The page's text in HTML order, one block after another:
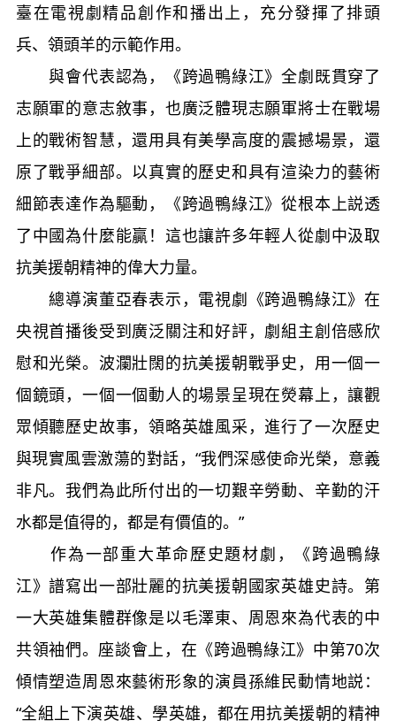
臺在電視劇精品創作和播出上，充分發揮了排頭
兵、領頭羊的示範作用。
與會代表認為，《跨過鴨綠江》全劇既貫穿了
志願軍的意志敘事，也廣泛體現志願軍將士在戰場
上的戰術智慧，還用具有美學高度的震撼場景，還
原了戰爭細部。以真實的歷史和具有渲染力的藝術
細節表達作為驅動，《跨過鴨綠江》從根本上説透
了中國為什麼能贏！這也讓許多年輕人從劇中汲取
抗美援朝精神的偉大力量。
總導演董亞春表示，電視劇《跨過鴨綠江》在
央視首播後受到廣泛關注和好評，劇組主創倍感欣
慰和光榮。波瀾壯闊的抗美援朝戰爭史，用一個一
個鏡頭，一個一個動人的場景呈現在熒幕上，讓觀
眾傾聽歷史故事，領略英雄風采，進行了一次歷史
與現實風雲激蕩的對話，“我們深感使命光榮，意義
非凡。我們為此所付出的一切艱辛勞動、辛勤的汗
水都是值得的，都是有價值的。”
作為一部重大革命歷史題材劇，《跨過鴨綠
江》譜寫出一部壯麗的抗美援朝國家英雄史詩。第
一大英雄集體群像是以毛澤東、周恩來為代表的中
共領袖們。座談會上，在《跨過鴨綠江》中第70次
傾情塑造周恩來藝術形象的演員孫維民動情地説：
“全組上下演英雄、學英雄，都在用抗美援朝的精神